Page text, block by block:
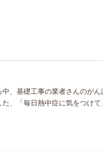
、基礎工事の業者さんのが
、「毎日熱中症に気をつけ